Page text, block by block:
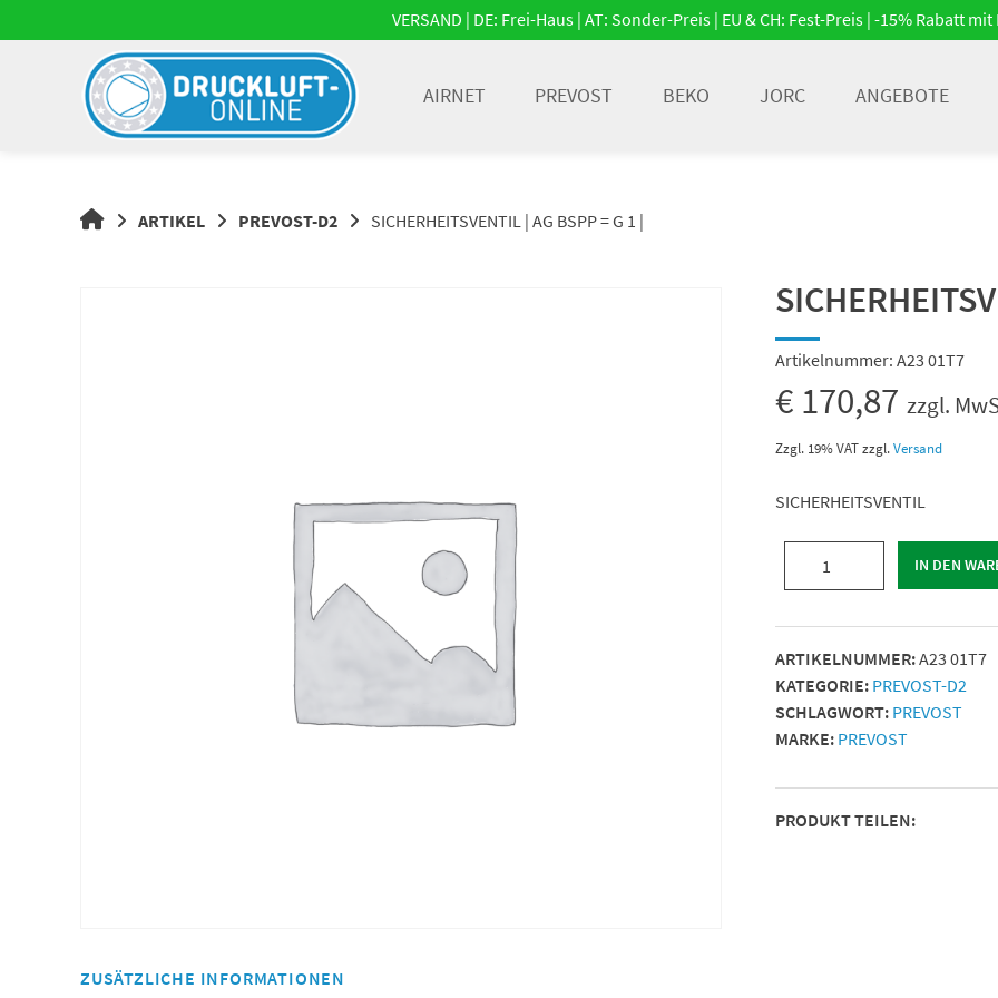
zum
VERSAND | DE: Frei-Haus | AT: Sonder-Preis | EU & CH: Fest-Preis | -15% Rabatt
AIRNET PREVOST BEKO JORC ANGEBOTE
DRUCKLUFT-
ARTIKEL PREVOST-D2 SICHERHEITSVENTIL | AG BSPP = G 1 |
Artikelnummer: A23 01T7
€ 170,87 zzgl.
Zzgl. 19% VATzzgl.Versand
SICHERHEITSVENTIL
BSPP
=
G
1
|
IN DEN
ARTIKELNUMMER:A23 01T7
KATEGORIE: PREVOST-D2
SCHLAGWORT: PREVOST
MARKE: PREVOST
PRODUKT TEILEN:
ZUSÄTZLICHE INFORMATIONEN